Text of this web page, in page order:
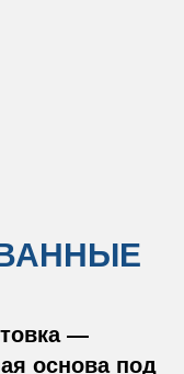
—
основа под